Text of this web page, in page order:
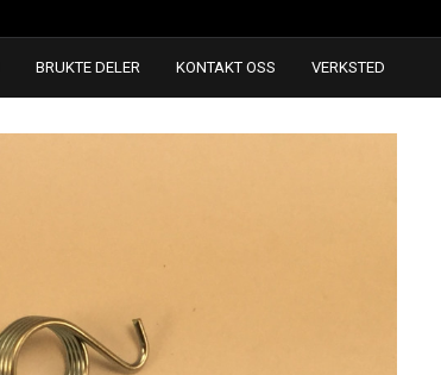
BRUKTE DELER KONTAKT OSS VERKSTED